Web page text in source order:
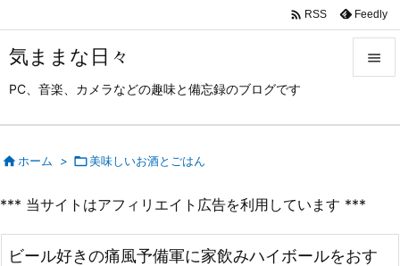
気ままな日々
PC、音楽、カメラなどの趣味と備忘録のブログです

前へ

次へ
 RSS Feedly
ホーム > 美味しいお酒とごはん
*** 当サイトはアフィリエイト広告を利用しています ***
ビール好きの痛風予備軍に家飲みハイボールをおす